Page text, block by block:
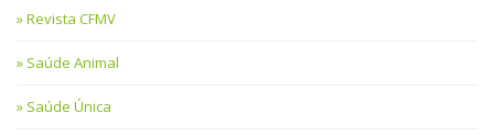
Revista CFMV
Saúde Animal
Saúde Única